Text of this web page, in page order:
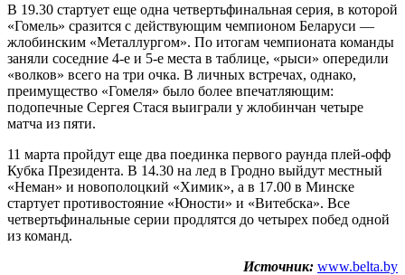
В 19.30 стартует еще одна четвертьфинальная серия, в которой
«Гомель» сразится с действующим чемпионом Беларуси —
жлобинским «Металлургом». По итогам чемпионата команды
заняли соседние 4-е и 5-е места в таблице, «рыси» опередили
«волков» всего на три очка. В личных встречах, однако,
преимущество «Гомеля» было более впечатляющим:
подопечные Сергея Стася выиграли у жлобинчан четыре
матча из пяти.
11 марта пройдут еще два поединка первого раунда плей-офф
Кубка Президента. В 14.30 на лед в Гродно выйдут местный
«Неман» и новополоцкий «Химик», а в 17.00 в Минске
стартует противостояние «Юности» и «Витебска». Все
четвертьфинальные серии продлятся до четырех побед одной
из команд.
Источник: www.belta.by